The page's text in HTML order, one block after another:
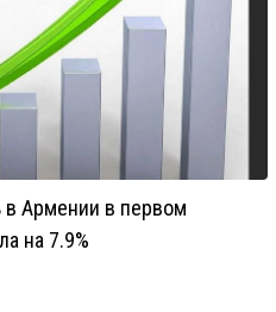
в Армении в первом
на 7.9%